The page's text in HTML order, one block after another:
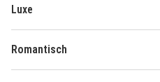
Luxe
Romantisch